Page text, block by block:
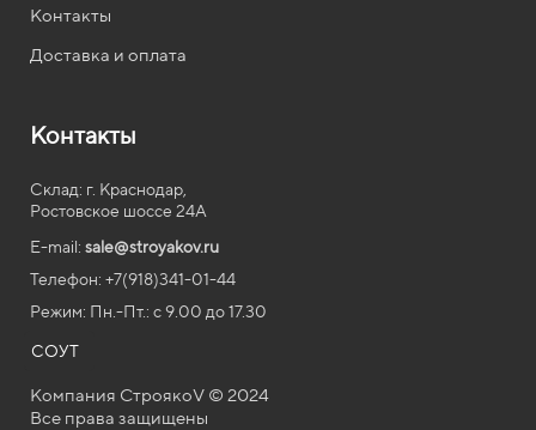
Контакты
Доставка и оплата
Контакты
Склад: г. Краснодар,
Ростовское шоссе 24А
E-mail: sale@stroyakov.ru
Телефон: +7(918)341-01-44
Режим: Пн.-Пт.: с 9.00 до17.30
СОУТ
Компания СтроякоV © 2024
Все права защищены